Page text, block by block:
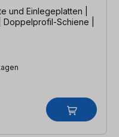
und Einlegeplatten |
Doppelprofil-Schiene |